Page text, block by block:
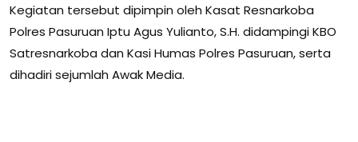
Kegiatan tersebut dipimpin oleh Kasat Resnarkoba
Polres Pasuruan Iptu Agus Yulianto, S.H. didampingi KBO
Satresnarkoba dan Kasi Humas Polres Pasuruan, serta
dihadiri sejumlah Awak Media.